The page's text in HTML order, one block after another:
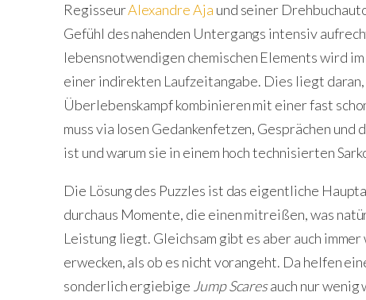
RegisseurAlexandre Aja und seiner
Gefühl des nahenden Untergangs intensiv
lebensnotwendigen chemischen Elements wird
einer indirekten Laufzeitangabe. Dies liegt daran,
Überlebenskampf kombinieren mit einer fast
muss via losen Gedankenfetzen, Gesprächen
ist und warum sie in einem hoch technisierten
Die Lösung des Puzzles ist das eigentliche
durchaus Momente, die einen mitreißen, was
Leistung liegt. Gleichsam gibt es aber auch
erwecken, als ob es nicht vorangeht. Da helfen
sonderlich ergiebige Jump Scaresauch nur